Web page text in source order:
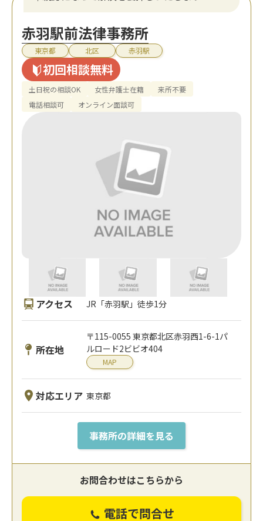
赤羽駅前法律事務所
東京都 北区 赤羽駅
初回相談無料
土日祝の相談OK 女性弁護士在籍
来所不要
電話相談可
オンライン面談可
アクセス JR「赤羽駅」徒歩1分
所在地
〒115-0055 東京都北区赤羽西1-6-1パ
ルロード2ビビオ404
MAP
対応エリア 東京都
事務所の詳細を見る
お問合わせはこちらから
電話で問合せ